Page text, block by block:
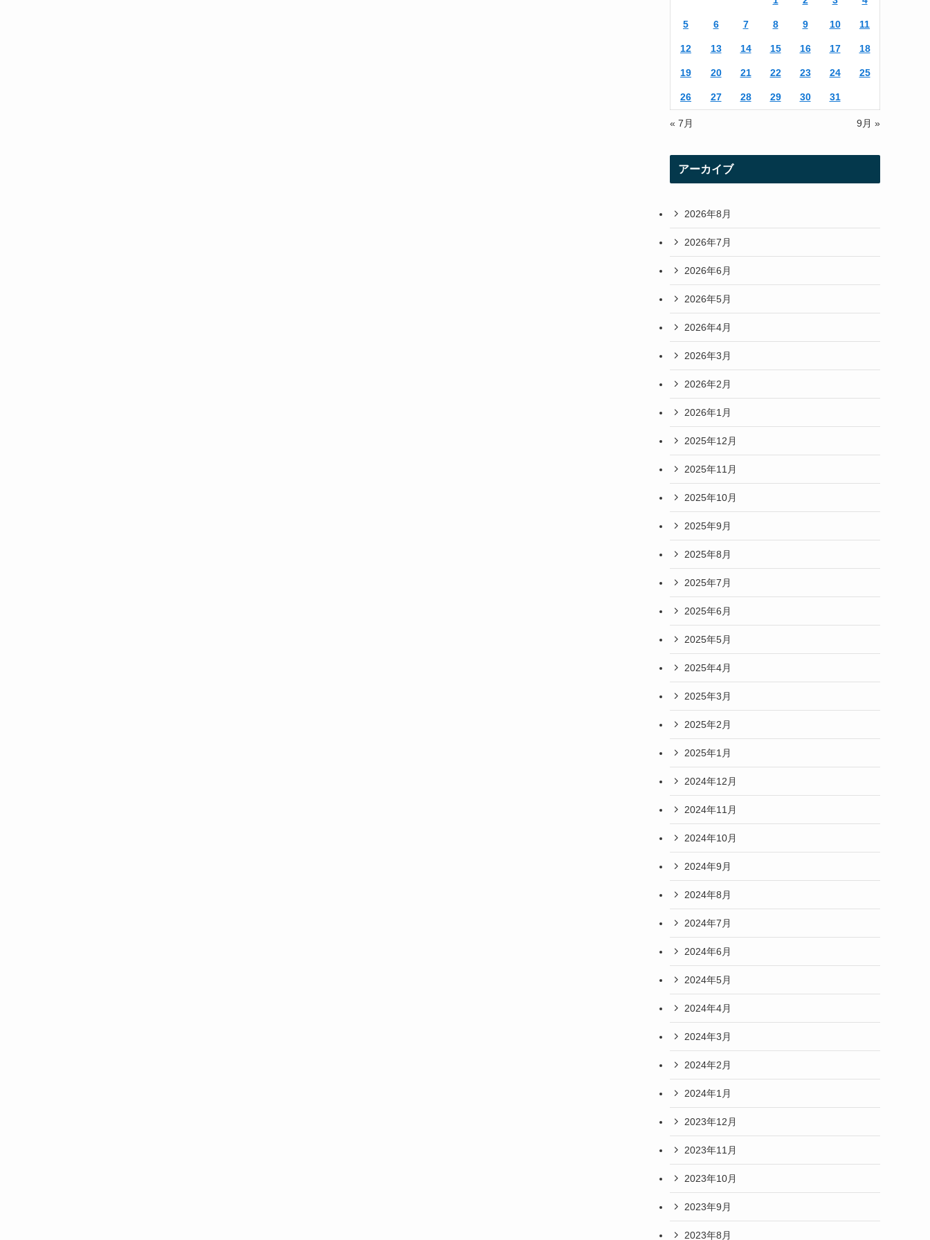
5 6 7 8 9 10 11
12 13 14 15 16 17 18
19 20 21 22 23 24 25
26 27 28 29 30 31
« 7月 9月 »
アーカイブ
2026年8月
2026年7月
2026年6月
2026年5月
2026年4月
2026年3月
2026年2月
2026年1月
2025年12月
2025年11月
2025年10月
2025年9月
2025年8月
2025年7月
2025年6月
2025年5月
2025年4月
2025年3月
2025年2月
2025年1月
2024年12月
2024年11月
2024年10月
2024年9月
2024年8月
2024年7月
2024年6月
2024年5月
2024年4月
2024年3月
2024年2月
2024年1月
2023年12月
2023年11月
2023年10月
2023年9月
2023年8月